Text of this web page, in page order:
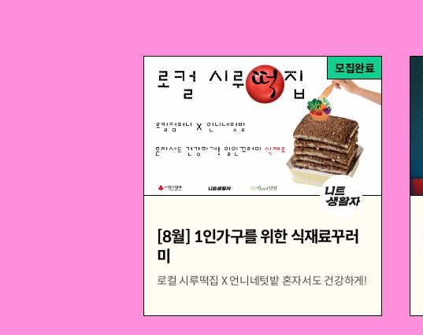
모집완료
[8월] 1인가구를 위한 식재료꾸러
미
로컬 시루떡집 X 언니네텃밭 혼자서도 건강하게!